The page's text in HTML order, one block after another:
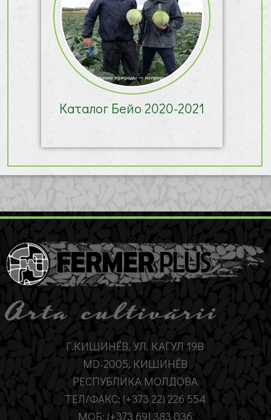
Каталог Бейо 2020-2021
Г.КИШИНЁВ, УЛ. КАГУЛ 19B
MD-2005, КИШИНЁВ
РЕСПУБЛИКА МОЛДОВА
ТЕЛ/ФАКС: (+373 22) 226 554
МОБ: (+373 69) 383 036